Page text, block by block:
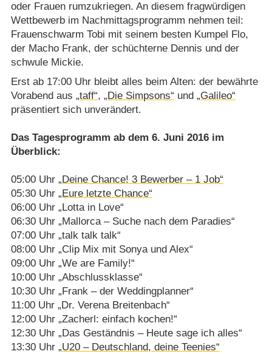
oder Frauen rumzukriegen. An diesem fragwürdigen
Wettbewerb im Nachmittagsprogramm nehmen teil:
Frauenschwarm Tobi mit seinem besten Kumpel Flo,
der Macho Frank, der schüchterne Dennis und der
schwule Mickie.
Erst ab 17:00 Uhr bleibt alles beim Alten: der bewährte
Vorabend aus „taff“, „Die Simpsons“ und „Galileo“
präsentiert sich unverändert.
Das Tagesprogramm ab dem 6. Juni 2016 im
Überblick:
05:00 Uhr „Deine Chance! 3 Bewerber – 1 Job“
05:30 Uhr „Eure letzte Chance“
06:00 Uhr „Lotta in Love“
06:30 Uhr „Mallorca – Suche nach dem Paradies“
07:00 Uhr „talk talk talk“
08:00 Uhr „Clip Mix mit Sonya und Alex“
09:00 Uhr „We are Family!“
10:00 Uhr „Abschlussklasse“
10:30 Uhr „Frank – der Weddingplanner“
11:00 Uhr „Dr. Verena Breitenbach“
12:00 Uhr „Zacherl: einfach kochen!“
12:30 Uhr „Das Geständnis – Heute sage ich alles“
13:30 Uhr „U20 – Deutschland, deine Teenies“